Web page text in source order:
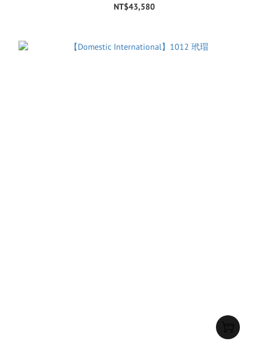
NT$43,580